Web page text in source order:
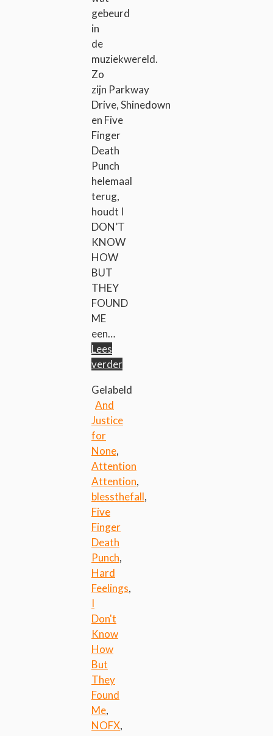
gebeurd
in
de
muziekwereld.
Zo
zijn Parkway
Drive, Shinedown
en Five
Finger
Death
Punch
helemaal
terug,
houdt I
DON’T
KNOW
HOW
BUT
THEY
FOUND
ME
een…
Lees
verder
Gelabeld
And
Justice
for
None,
Attention
Attention,
blessthefall,
Five
Finger
Death
Punch,
Hard
Feelings,
I
Don't
Know
How
But
They
Found
Me,
NOFX,